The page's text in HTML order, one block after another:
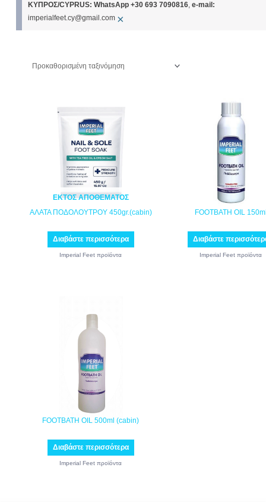
ΚΥΠΡΟΣ/CYPRUS: WhatsApp +30 693 7090816, e-mail:
imperialfeet.cy@gmail.com ×
ΕΚΤΌΣ ΑΠΟΘΈΜΑΤΟΣ
ΑΛΑΤΑ ΠΟΔΟΛΟΥΤΡΟΥ 450gr.(cabin)
Διαβάστε περισσότερα
Imperial Feet προϊόντα
FOOTBATH OIL
Διαβάστε
Imperial Feet προϊόντα
FOOTBATH OIL 500ml (cabin)
Διαβάστε περισσότερα
Imperial Feet προϊόντα